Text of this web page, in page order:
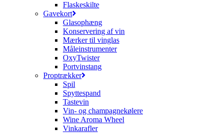
Flaskeskilte
Gavekort
Glasophæng
Konservering af vin
Mærker til vinglas
Måleinstrumenter
OxyTwister
Portvinstang
Proptrækker
Spil
Spyttespand
Tastevin
Vin- og champagnekølere
Wine Aroma Wheel
Vinkarafler